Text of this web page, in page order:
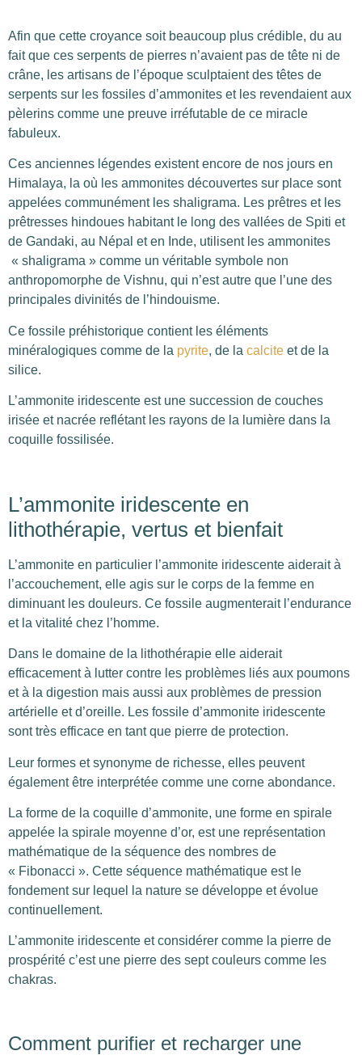
Afin que cette croyance soit beaucoup plus crédible, du au
fait que ces serpents de pierres n’avaient pas de tête ni de
crâne, les artisans de l’époque sculptaient des têtes de
serpents sur les fossiles d’ammonites et les revendaient aux
pèlerins comme une preuve irréfutable de ce miracle
fabuleux.
Ces anciennes légendes existent encore de nos jours en
Himalaya, la où les ammonites découvertes sur place sont
appelées communément les shaligrama. Les prêtres et les
prêtresses hindoues habitant le long des vallées de Spiti et
de Gandaki, au Népal et en Inde, utilisent les ammonites
« shaligrama » comme un véritable symbole non
anthropomorphe de Vishnu, qui n’est autre que l’une des
principales divinités de l’hindouisme.
Ce fossile préhistorique contient les éléments
minéralogiques comme de la pyrite, de la calcite et de la
silice.
L’ammonite iridescente est une succession de couches
irisée et nacrée reflétant les rayons de la lumière dans la
coquille fossilisée.
L’ammonite iridescente en
lithothérapie, vertus et bienfait
L’ammonite en particulier l’ammonite iridescente aiderait à
l’accouchement, elle agis sur le corps de la femme en
diminuant les douleurs. Ce fossile augmenterait l’endurance
et la vitalité chez l’homme.
Dans le domaine de la lithothérapie elle aiderait
efficacement à lutter contre les problèmes liés aux poumons
et à la digestion mais aussi aux problèmes de pression
artérielle et d’oreille. Les fossile d’ammonite iridescente
sont très efficace en tant que pierre de protection.
Leur formes et synonyme de richesse, elles peuvent
également être interprétée comme une corne abondance.
La forme de la coquille d’ammonite, une forme en spirale
appelée la spirale moyenne d’or, est une représentation
mathématique de la séquence des nombres de
« Fibonacci ». Cette séquence mathématique est le
fondement sur lequel la nature se développe et évolue
continuellement.
L’ammonite iridescente et considérer comme la pierre de
prospérité c’est une pierre des sept couleurs comme les
chakras.
Comment purifier et recharger une